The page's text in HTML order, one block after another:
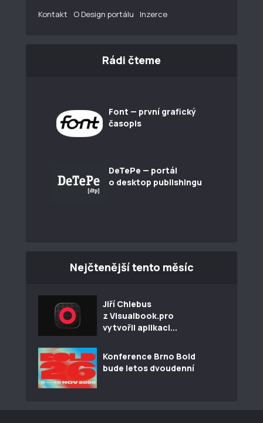
Kontakt O Design portálu Inzerce
Rádi čteme
Font — první grafický
časopis
DeTePe — portál
o desktop publishingu
Nejčtenější tento měsíc
Jiří Chlebus
z Visualbook.pro
vytvořil aplikaci...
Konference Brno Bold
bude letos dvoudenní